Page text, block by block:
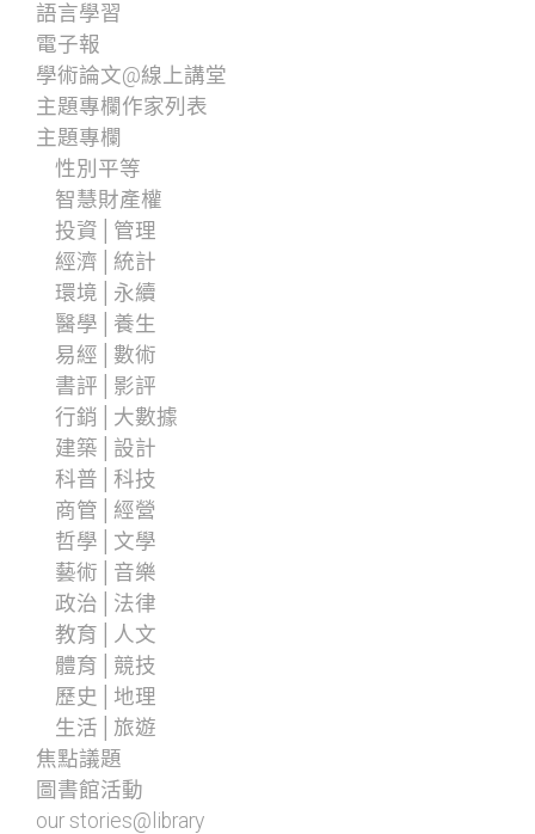
語言學習
電子報
學術論文@線上講堂
主題專欄作家列表
主題專欄
性別平等
智慧財產權
投資│管理
經濟│統計
環境│永續
醫學│養生
易經│數術
書評│影評
行銷│大數據
建築│設計
科普│科技
商管│經營
哲學│文學
藝術│音樂
政治│法律
教育│人文
體育│競技
歷史│地理
生活│旅遊
焦點議題
圖書館活動
our stories@library